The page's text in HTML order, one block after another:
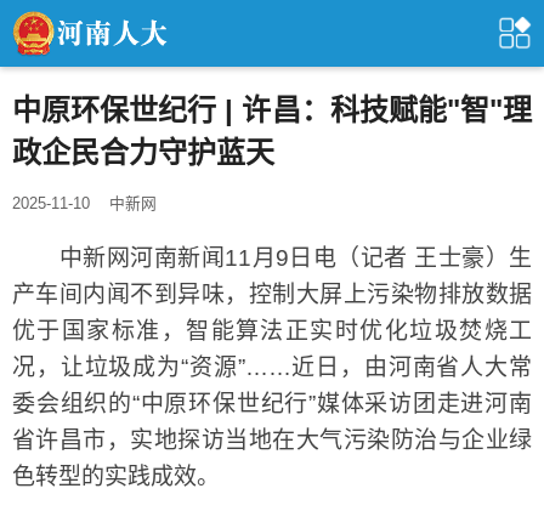
中原环保世纪行 | 许昌：科技赋能"智"理
政企民合力守护蓝天
2025-11-10 中新网
中新网河南新闻11月9日电（记者 王士豪）生
产车间内闻不到异味，控制大屏上污染物排放数据
优于国家标准，智能算法正实时优化垃圾焚烧工
况，让垃圾成为“资源”……近日，由河南省人大常
委会组织的“中原环保世纪行”媒体采访团走进河南
省许昌市，实地探访当地在大气污染防治与企业绿
色转型的实践成效。